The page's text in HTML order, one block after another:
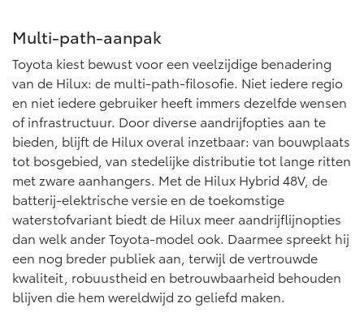
Proace Max (excl. BTW)
OOK ALS BATTERIJ-
ELEKTRISCH
Vanaf € 46.301,-
Hilux (excl. BTW)
OOK ALS BATTERIJ-
ELEKTRISCH
Vanaf € 56.570,-
Land Cruiser (excl. BTW)
Multi-path-aanpak
Toyota kiest bewust voor een veelzijdige benadering
van de Hilux: de multi-path-filosofie. Niet iedere regio
en niet iedere gebruiker heeft immers dezelfde wensen
of infrastructuur. Door diverse aandrijfopties aan te
bieden, blijft de Hilux overal inzetbaar: van bouwplaats
tot bosgebied, van stedelijke distributie tot lange ritten
met zware aanhangers. Met de Hilux Hybrid 48V, de
batterij-elektrische versie en de toekomstige
waterstofvariant biedt de Hilux meer aandrijflijnopties
dan welk ander Toyota-model ook. Daarmee spreekt hij
een nog breder publiek aan, terwijl de vertrouwde
kwaliteit, robuustheid en betrouwbaarheid behouden
blijven die hem wereldwijd zo geliefd maken.